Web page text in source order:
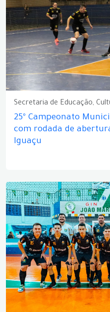
Secretaria de Educação,
25º Campeonato
com rodada de
Iguaçu